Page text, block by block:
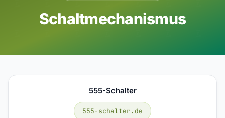
Schaltmechanismus
555-Schalter
555-schalter.de